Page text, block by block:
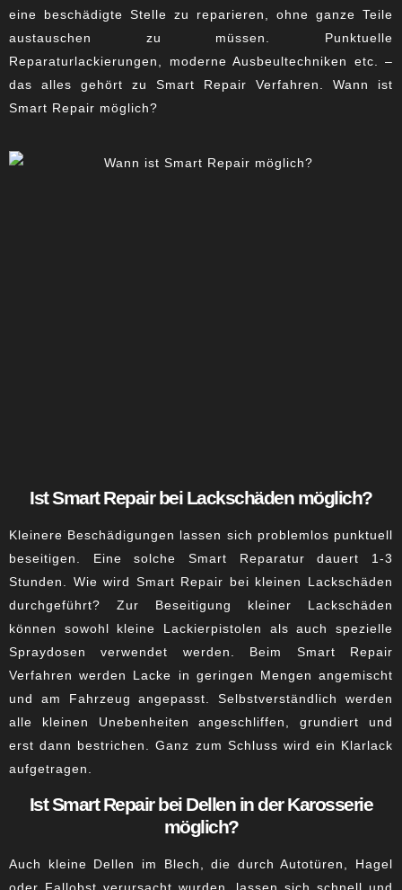
eine beschädigte Stelle zu reparieren, ohne ganze Teile
austauschen zu müssen. Punktuelle
Reparaturlackierungen, moderne Ausbeultechniken etc. –
das alles gehört zu Smart Repair Verfahren. Wann ist
Smart Repair möglich?
Ist Smart Repair bei Lackschäden möglich?
Kleinere Beschädigungen lassen sich problemlos punktuell
beseitigen. Eine solche Smart Reparatur dauert 1-3
Stunden. Wie wird Smart Repair bei kleinen Lackschäden
durchgeführt? Zur Beseitigung kleiner Lackschäden
können sowohl kleine Lackierpistolen als auch spezielle
Spraydosen verwendet werden. Beim Smart Repair
Verfahren werden Lacke in geringen Mengen angemischt
und am Fahrzeug angepasst. Selbstverständlich werden
alle kleinen Unebenheiten angeschliffen, grundiert und
erst dann bestrichen. Ganz zum Schluss wird ein Klarlack
aufgetragen.
Ist Smart Repair bei Dellen in der Karosserie
möglich?
Auch kleine Dellen im Blech, die durch Autotüren, Hagel